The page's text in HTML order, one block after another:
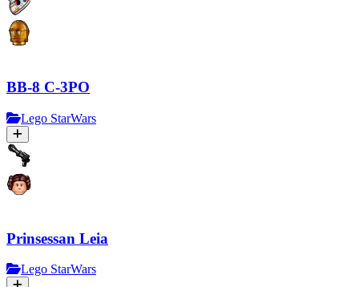
BB-8 C-3PO
Lego StarWars
Prinsessan Leia
Lego StarWars